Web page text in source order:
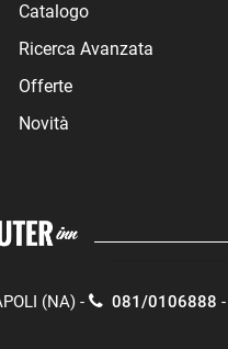
Catalogo
Ricerca Avanzata
Offerte
Novità
(NA) - 081/0106888 -